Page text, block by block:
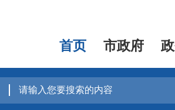
首页 市政府